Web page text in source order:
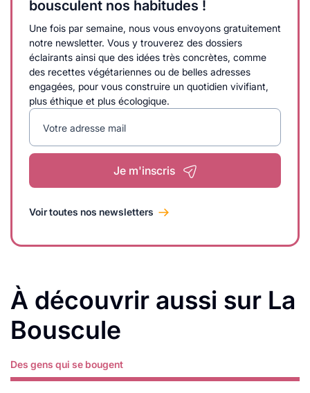
bousculent nos habitudes !
Une fois par semaine, nous vous envoyons gratuitement
notre newsletter. Vous y trouverez des dossiers
éclairants ainsi que des idées très concrètes, comme
des recettes végétariennes ou de belles adresses
engagées, pour vous construire un quotidien vivifiant,
plus éthique et plus écologique.
Votre adresse mail
Je m'inscris
Voir toutes nos newsletters
À découvrir aussi sur La
Bouscule
Des gens qui se bougent
Lire plus